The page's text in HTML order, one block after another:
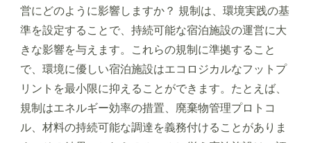
営にどのように影響しますか？ 規制は、環境実践の基
準を設定することで、持続可能な宿泊施設の運営に大
きな影響を与えます。これらの規制に準拠すること
で、環境に優しい宿泊施設はエコロジカルなフットプ
リントを最小限に抑えることができます。たとえば、
規制はエネルギー効率の措置、廃棄物管理プロトコ
ル、材料の持続可能な調達を義務付けることがありま